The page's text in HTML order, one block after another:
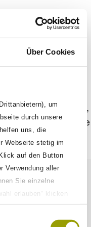
Über Cookies
um
durch unsere
uns, die
Webseite stetig im
auf den Button
Verwendung aller
Sie einzelne
erlauben“ klicken
und Cookies auch
Informationen zu den
ectetur adipisci elit,
ut labores et dolore
Dui aute irur